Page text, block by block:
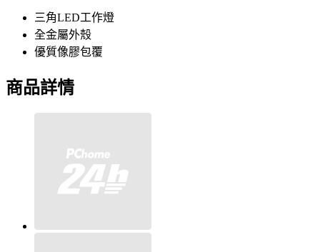
三角LED工作燈
全金屬外殼
優質像膠包覆
商品詳情